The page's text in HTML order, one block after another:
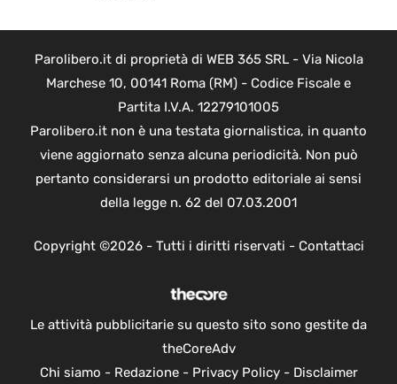
Parolibero.it di proprietà di WEB 365 SRL - Via Nicola
Marchese 10, 00141 Roma (RM) - Codice Fiscale e
Partita I.V.A. 12279101005
Parolibero.it non è una testata giornalistica, in quanto
viene aggiornato senza alcuna periodicità. Non può
pertanto considerarsi un prodotto editoriale ai sensi
della legge n. 62 del 07.03.2001
Copyright ©2026 - Tutti i diritti riservati - Contattaci
Le attività pubblicitarie su questo sito sono gestite da
theCoreAdv
Chi siamo - Redazione- Privacy Policy- Disclaimer